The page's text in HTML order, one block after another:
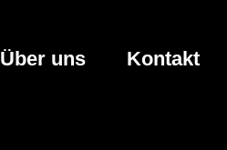
Über uns Kontakt